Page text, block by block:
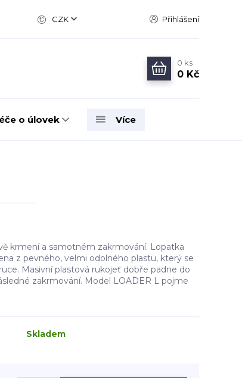
CZK Přihlášení
0 ks
0 Kč
o úlovek Více
krmení a samotném zakrmování. Lopatka
z pevného, velmi odolného plastu, který se
Masivní plastová rukojeť dobře padne do
zakrmování. Model LOADER L pojme
Skladem